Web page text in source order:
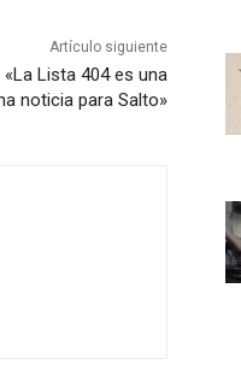
Artículo siguiente
Lista 404 es una
noticia para Salto»